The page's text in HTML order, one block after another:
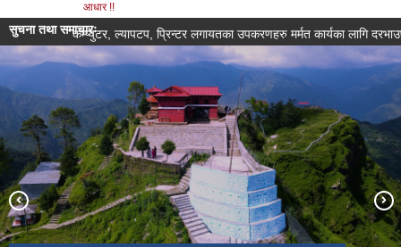
आधार !!
सुचना तथा समाचारः
कम्प्युटर, ल्यापटप, प्रिन्टर लगायतका उपकरणहरु मर्मत कार्यका लागि दरभाउपत्र